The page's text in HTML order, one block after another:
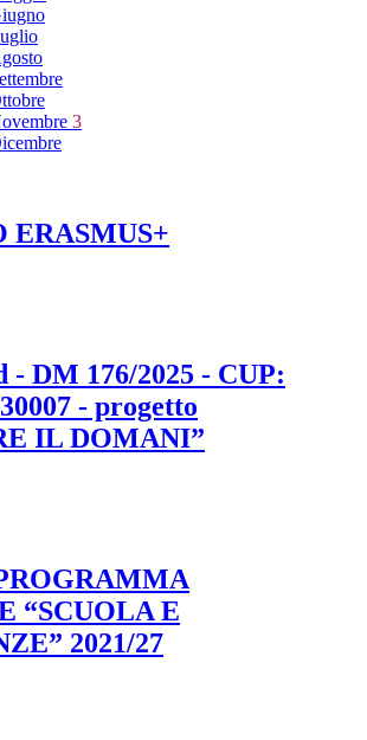
3
ERASMUS+
- DM 176/2025 - CUP:
- progetto
IL DOMANI”
“SCUOLA E
2021/27